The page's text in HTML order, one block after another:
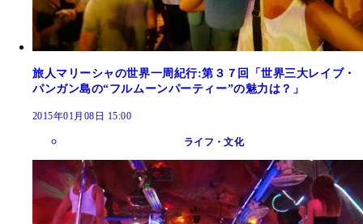
旅人マリーシャの世界一周紀行:第３７回「世界三大レイブ・
パンガン島の“フルムーンパーティー”の魅力は？」
2015年01月08日 15:00
ライフ・文化